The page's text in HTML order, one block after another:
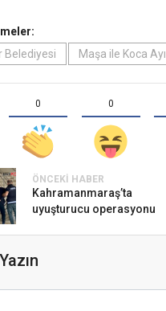
Belediyesi
Maşa ile Koca Ayı
0 0
ÖNCEKI HABER
Kahramanmaraş’ta
uyuşturucu operasyonu